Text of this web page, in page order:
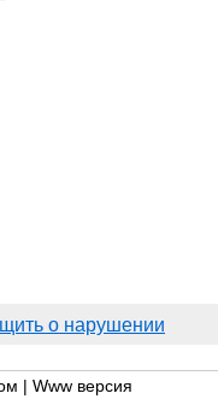
о нарушении
Www версия